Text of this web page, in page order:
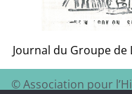
Journal du Groupe de
© Association pour